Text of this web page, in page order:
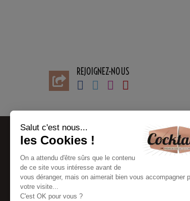
REJOIGNEZ-NOUS
BESOIN D'AIDE
Contacter le service client
FAQ
Modes de paiement
Mode de livraison
INFORMATIONS
Liens partenaires